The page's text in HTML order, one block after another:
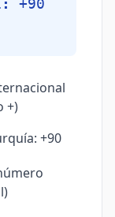
+90
+)
+90